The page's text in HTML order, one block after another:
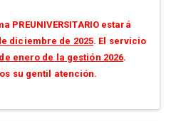
PREUNIVERSITARIO estará
diciembre de 2025. El servicio
enero de la gestión 2026.
su gentil atención.